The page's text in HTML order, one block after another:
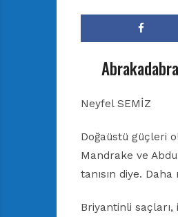
Neyfel SEMİZ
Doğaüstü güçleri
Mandrake ve
tanısın diye.
Briyantinli saçları,